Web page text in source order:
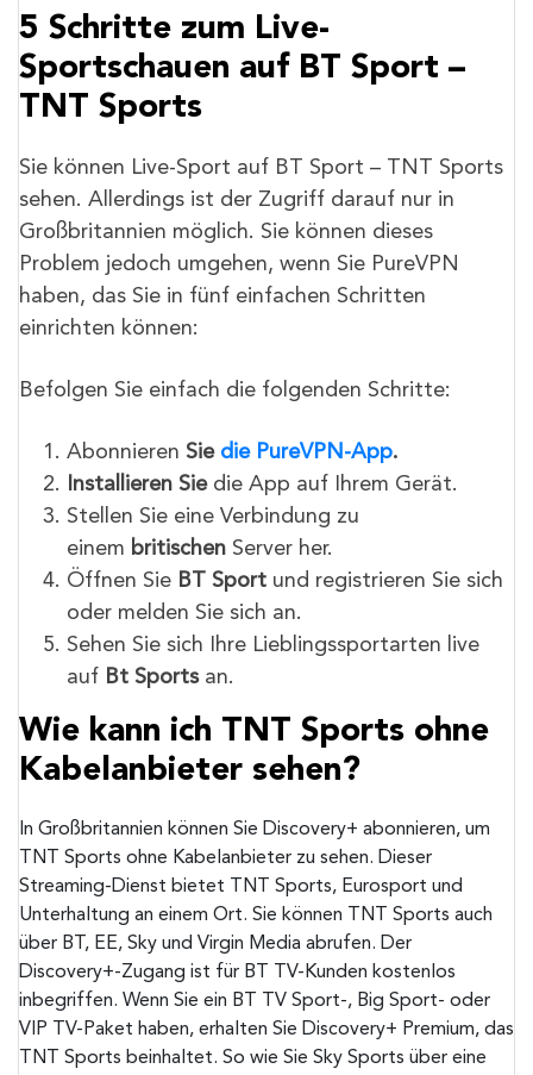
5 Schritte zum Live-
Sportschauen auf BT Sport –
TNT Sports
Sie können Live-Sport auf BT Sport – TNT Sports
sehen. Allerdings ist der Zugriff darauf nur in
Großbritannien möglich. Sie können dieses
Problem jedoch umgehen, wenn Sie PureVPN
haben, das Sie in fünf einfachen Schritten
einrichten können:
Befolgen Sie einfach die folgenden Schritte:
Abonnieren Sie die PureVPN-App.
Installieren Siedie App auf Ihrem Gerät.
Stellen Sie eine Verbindung zu
einem britischen Server her.
Öffnen Sie BT Sport und registrieren Sie sich
oder melden Sie sich an.
Sehen Sie sich Ihre Lieblingssportarten live
auf Bt Sportsan.
Wie kann ich TNT Sports ohne
Kabelanbieter sehen?
In Großbritannien können Sie Discovery+ abonnieren, um
TNT Sports ohne Kabelanbieter zu sehen. Dieser
Streaming-Dienst bietet TNT Sports, Eurosport und
Unterhaltung an einem Ort. Sie können TNT Sports auch
über BT, EE, Sky und Virgin Media abrufen. Der
Discovery+-Zugang ist für BT TV-Kunden kostenlos
inbegriffen. Wenn Sie ein BT TV Sport-, Big Sport- oder
VIP TV-Paket haben, erhalten Sie Discovery+ Premium, das
TNT Sports beinhaltet. So wie Sie Sky Sports über eine